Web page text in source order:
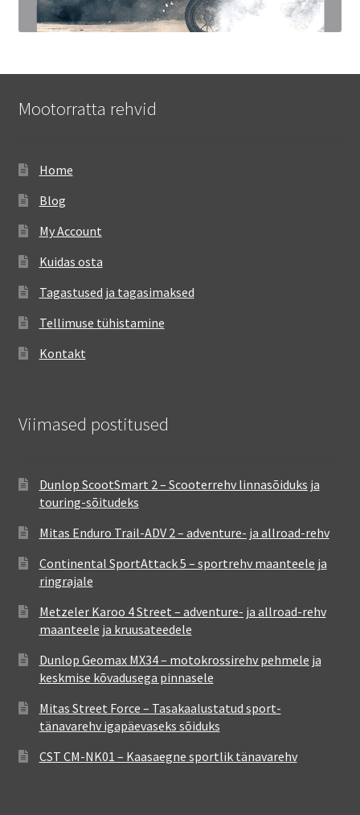
Mootorratta rehvid
Home
Blog
My Account
Kuidas osta
Tagastused ja tagasimaksed
Tellimuse tühistamine
Kontakt
Viimased postitused
Dunlop ScootSmart 2 – Scooterrehv linnasõiduks ja
touring-sõitudeks
Mitas Enduro Trail-ADV 2 – adventure- ja allroad-rehv
Continental SportAttack 5 – sportrehv maanteele ja
ringrajale
Metzeler Karoo 4 Street – adventure- ja allroad-rehv
maanteele ja kruusateedele
Dunlop Geomax MX34 – motokrossirehv pehmele ja
keskmise kõvadusega pinnasele
Mitas Street Force – Tasakaalustatud sport-
tänavarehv igapäevaseks sõiduks
CST CM-NK01 – Kaasaegne sportlik tänavarehv